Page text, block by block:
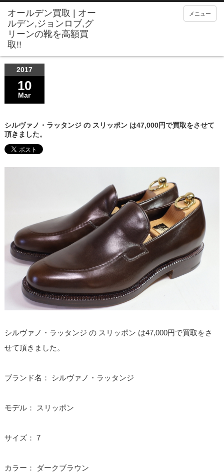
メニュー
2017
10
Mar
シルヴァノ・ラッタンジ の スリッポン は47,000円で買取をさせて
頂きました。
シルヴァノ・ラッタンジ の スリッポン は47,000円で買取をさ
せて頂きました。
ブランド名： シルヴァノ・ラッタンジ
モデル： スリッポン
サイズ： 7
カラー： ダークブラウン